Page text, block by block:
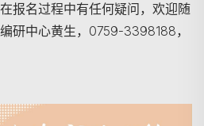
报名过程中有任何疑问，欢迎随
研中心黄生，0759-3398188，